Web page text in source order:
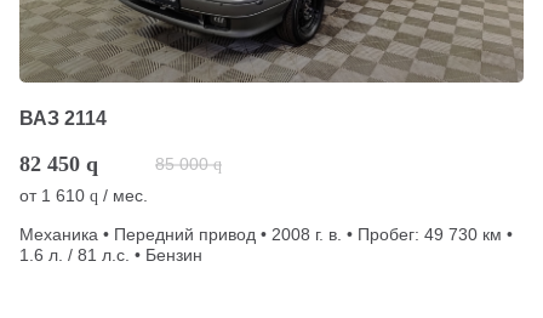
ВАЗ 2114
82 450 q 85 000 q
от 1 610 q / мес.
Механика • Передний привод • 2008 г. в. • Пробег: 49 730 км •
1.6 л. / 81 л.с. • Бензин